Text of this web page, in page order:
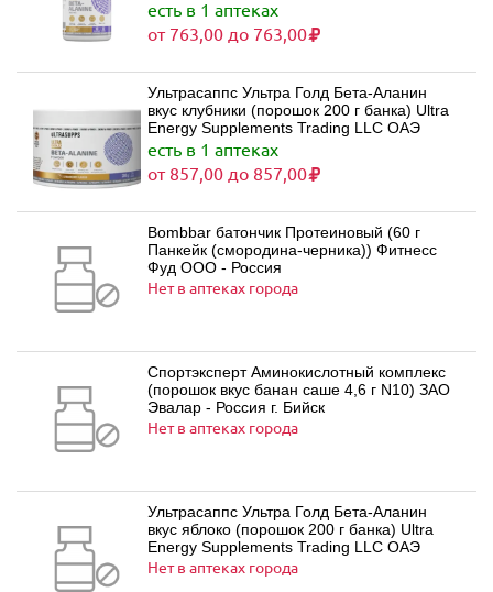
есть в 1 аптеках
от 763,00 до 763,00
Ультрасаппс Ультра Голд Бета-Аланин
вкус клубники (порошок 200 г банка) Ultra
Energy Supplements Trading LLC ОАЭ
есть в 1 аптеках
от 857,00 до 857,00
Bombbar батончик Протеиновый (60 г
Панкейк (смородина-черника)) Фитнесс
Фуд ООО - Россия
Нет в аптеках города
Спортэксперт Аминокислотный комплекс
(порошок вкус банан саше 4,6 г N10) ЗАО
Эвалар - Россия г. Бийск
Нет в аптеках города
Ультрасаппс Ультра Голд Бета-Аланин
вкус яблоко (порошок 200 г банка) Ultra
Energy Supplements Trading LLC ОАЭ
Нет в аптеках города